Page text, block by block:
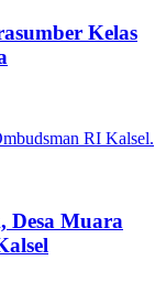
Kelas
Desa Muara